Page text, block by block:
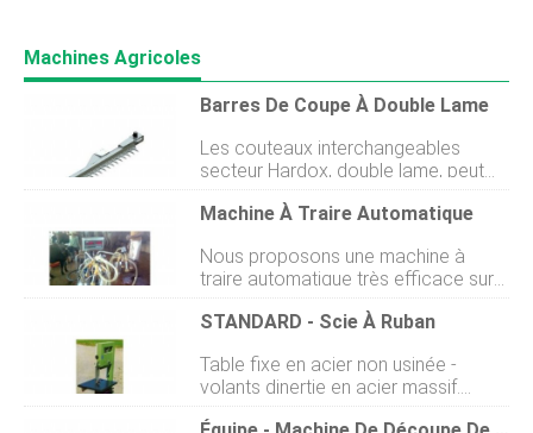
Machines Agricoles
Barres De Coupe À Double Lame
Les couteaux interchangeables
secteur Hardox, double lame, peut
être adapté à nimporte quelle plante
et installation à la fois pour le bois de
cisaillement apporte des avantages
considérables :ne provoque pas
dabrasion, nendommage pas la
branche coupée, ne produit pas de
sciure de bois et simule la coupe à la
main. Fonctionne à de faibles tours
par minute et permet une économie
considérable de carburant. Il permet
Machine À Traire Automatique
Nous proposons une machine à
traire automatique très efficace sur
le marché international. La machine à
traire pour vaches et buffles que
différentes gammes et
spécifications telles que la machine
à traire à seau simple et double. Ils
STANDARD - Scie À Ruban
Table fixe en acier non usinée -
volants dinertie en acier massif.
FREINAGE DE LA LAME DE SCIE À